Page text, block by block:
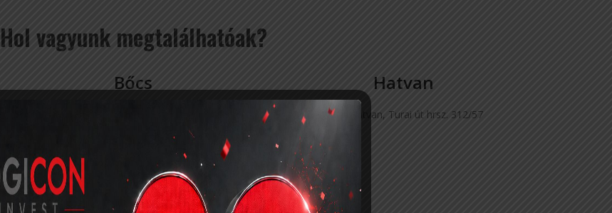
Hol vagyunk megtalálhatóak?
Bőcs Hatvan
3000 Hatvan, Turai út hrsz. 312/57
Kiemelt áraink